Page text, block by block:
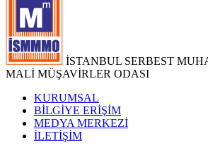
İSTANBUL SERBEST
MALİ MÜŞAVİRLER ODASI
KURUMSAL
BİLGİYE ERİŞİM
MEDYA MERKEZİ
İLETİŞİM